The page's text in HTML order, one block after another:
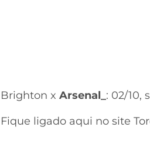
Brighton x Arsenal_ : 02/10,
Fique ligado aqui no site